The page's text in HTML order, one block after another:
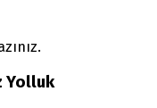
Yolluk